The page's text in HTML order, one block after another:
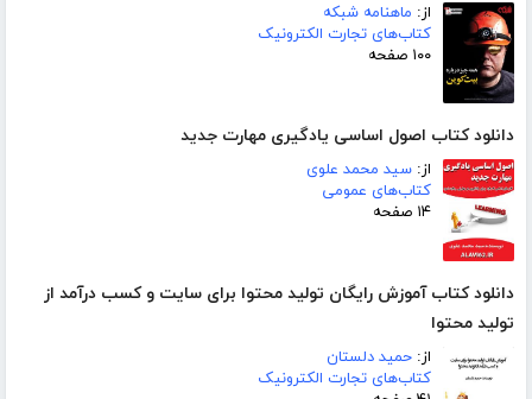
از: ماهنامه شبکه
کتاب‌های تجارت الکترونیک
۱۰۰ صفحه
دانلود کتاب اصول اساسی یادگیری مهارت جدید
از: سید محمد علوی
کتاب‌های عمومی
۱۴ صفحه
دانلود کتاب آموزش رایگان تولید محتوا برای سایت و کسب درآمد از
تولید محتوا
از: حمید دلستان
کتاب‌های تجارت الکترونیک